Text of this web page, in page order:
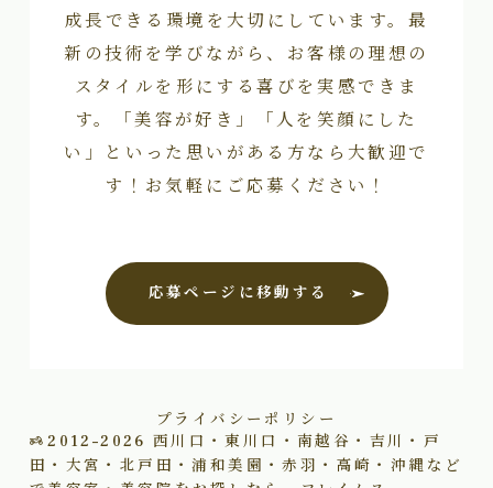
成長できる環境を大切にしています。最
新の技術を学びながら、お客様の理想の
スタイルを形にする喜びを実感できま
す。「美容が好き」「人を笑顔にした
い」といった思いがある方なら大歓迎で
す！お気軽にご応募ください！
応募ページに移動する
プライバシーポリシー
2012–2026 西川口・東川口・南越谷・吉川・戸
田・大宮・北戸田・浦和美園・赤羽・高崎・沖縄など